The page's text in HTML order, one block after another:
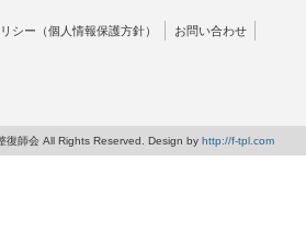
シー（個人情報保護方針） お問い合わせ
復師会 All Rights Reserved. Design by http://f-tpl.com